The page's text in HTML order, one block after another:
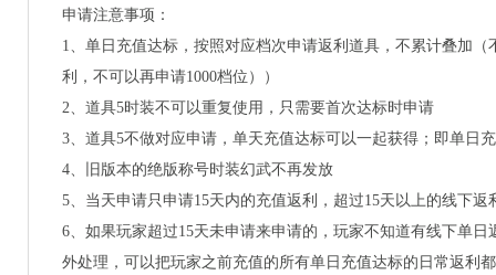
申请注意事项：
1、单日充值达标，按照对应档次申请返利道具，不累计叠加
利，不可以再申请1000档位））
2、道具5时装不可以重复使用，只需要首次达标时申请
3、道具5不做对应申请，单天充值达标可以一起获得；即单日
4、旧版本的绝版称号时装幻武不再发放
5、当天申请只申请15天内的充值返利，超过15天以上的线下返
6、如果玩家超过15天未申请来申请的，玩家不知道有线下单
外处理，可以把玩家之前充值的所有单日充值达标的日常返利